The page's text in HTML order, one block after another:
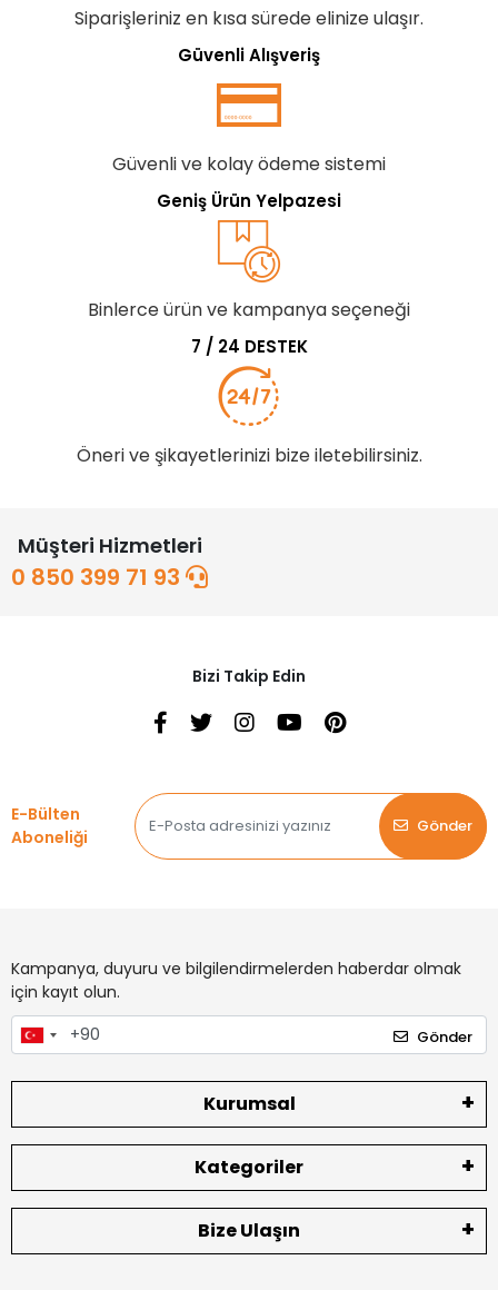
Siparişleriniz en kısa sürede elinize ulaşır.
Güvenli Alışveriş
Güvenli ve kolay ödeme sistemi
Geniş Ürün Yelpazesi
Binlerce ürün ve kampanya seçeneği
7 / 24 DESTEK
Öneri ve şikayetlerinizi bize iletebilirsiniz.
Müşteri Hizmetleri
0 850 399 71 93
Bizi Takip Edin
E-Bülten
Aboneliği
Gönder
Kampanya, duyuru ve bilgilendirmelerden haberdar olmak
için kayıt olun.
Gönder
Kurumsal
Kategoriler
Bize Ulaşın